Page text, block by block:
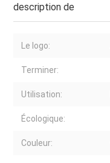
description de
Le logo:
Terminer:
Utilisation:
Écologique:
Couleur: